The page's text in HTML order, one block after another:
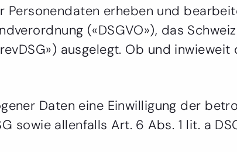
erheben und
(«DSGVO»), das
ausgelegt. Ob und
Daten eine Einwilligung der
sowie allenfalls Art. 6 Abs. 1 lit. a